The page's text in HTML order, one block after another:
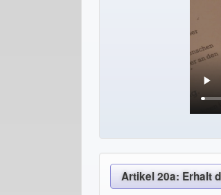
Artikel 20a: Erhalt